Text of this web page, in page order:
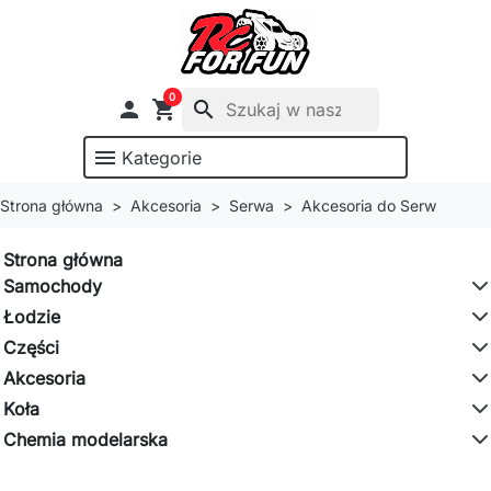
 shopping_cart
0
search
menu Kategorie
Strona główna Akcesoria Serwa Akcesoria do Serw
Strona główna
Samochody
Łodzie
Części
Akcesoria
Koła
Chemia modelarska